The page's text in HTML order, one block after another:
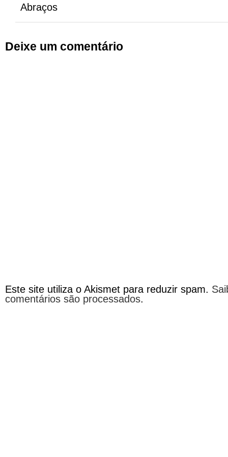
Abraços
Deixe um comentário
Este site utiliza o Akismet para reduzir spam.
comentários são processados.